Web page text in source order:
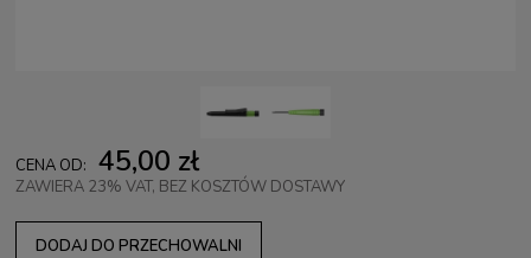
CENA OD: 45,00 zł
ZAWIERA 23% VAT, BEZ KOSZTÓW DOSTAWY
DODAJ DO PRZECHOWALNI